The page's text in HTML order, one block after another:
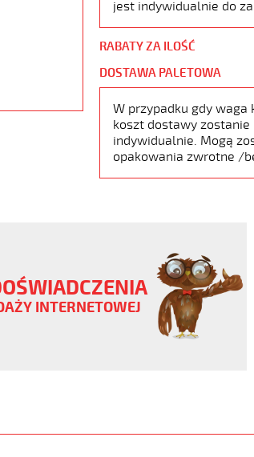
jest indywidualnie do
RABATY ZA ILOŚĆ
DOSTAWA PALETOWA
W przypadku gdy waga
koszt dostawy zostanie
indywidualnie. Mogą
opakowania zwrotne /
INTERNETOWEJ